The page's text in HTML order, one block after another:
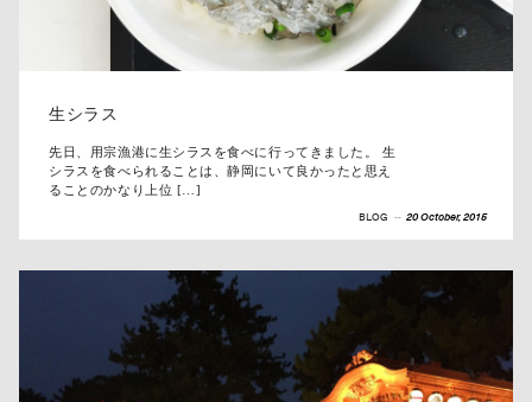
生シラス
先日、用宗漁港に生シラスを食べに行ってきました。 生
シラスを食べられることは、静岡にいて良かったと思え
ることのかなり上位 […]
BLOG -- 20 October, 2015